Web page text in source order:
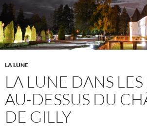
LA LUNE
LA LUNE DANS
AU-DESSUS DU
DE GILLY